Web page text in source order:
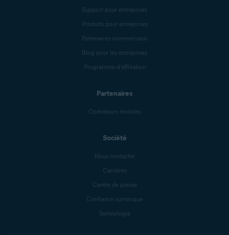
Support pour entreprises
Produits pour entreprises
Partenaires commerciaux
Blog pour les entreprises
Programme d’affiliation
Partenaires
Opérateurs mobiles
Société
Nous contacter
Carrières
Centre de presse
Confiance numérique
Technologie